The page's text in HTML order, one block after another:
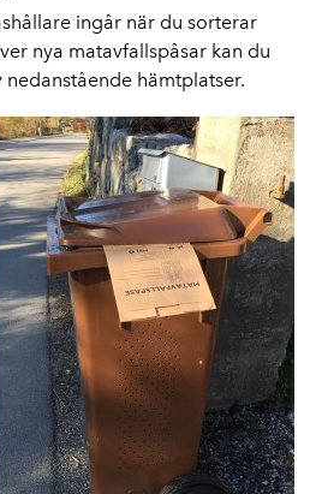
ingår när du sorterar
nya matavfallspåsar kan du
hämtplatser.